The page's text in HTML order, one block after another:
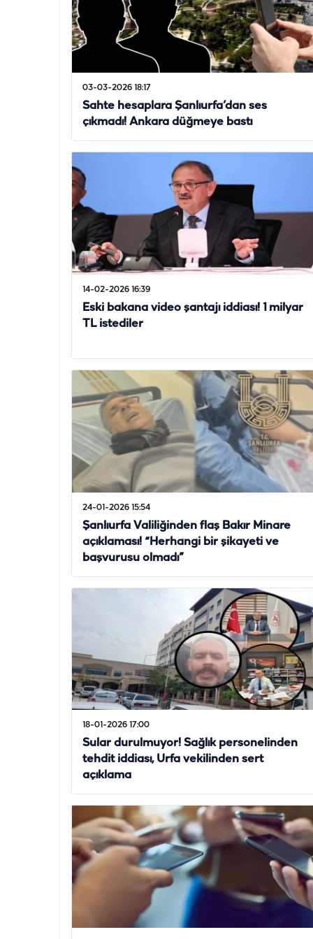
03-03-2026 18:17
Sahte hesaplara Şanlıurfa’dan ses
çıkmadı! Ankara düğmeye bastı
14-02-2026 16:39
Eski bakana video şantajı iddiası! 1 milyar
TL istediler
24-01-2026 15:54
Şanlıurfa Valiliğinden flaş Bakır Minare
açıklaması! “Herhangi bir şikayeti ve
başvurusu olmadı”
18-01-2026 17:00
Sular durulmuyor! Sağlık personelinden
tehdit iddiası, Urfa vekilinden sert
açıklama